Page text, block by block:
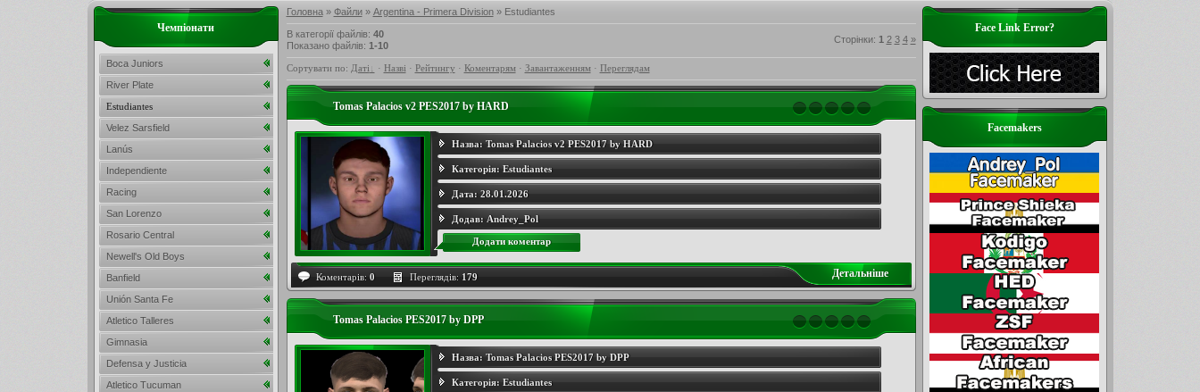
Головна» Файли» Argentina - Primera Division» Estudiantes
В категорії файлів: 40
Показано файлів: 1-10
Сторінки: 1 2 3 4 »
Сортувати по: Даті · Назві · Рейтингу · Коментарям· Завантаженням· Переглядам
Tomas Palacios v2 PES2017 by HARD
Назва: Tomas Palacios v2 PES2017 by HARD
Категорія: Estudiantes
Дата: 28.01.2026
Додав: Andrey_Pol
Додати коментар
Коментарів: 0 Переглядів: 179 Детальнiше
Tomas Palacios PES2017 by DPP
Назва: Tomas Palacios PES2017 by DPP
Категорія: Estudiantes
Face Link Error?
Facemakers
Чемпіонати
Boca Juniors
River Plate
Estudiantes
Velez Sarsfield
Lanús
Independiente
Racing
San Lorenzo
Rosario Central
Newell's Old Boys
Banfield
Unión Santa Fe
Atletico Talleres
Gimnasia
Defensa y Justicia
Atletico Tucuman